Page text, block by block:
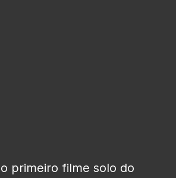
primeiro filme solo do